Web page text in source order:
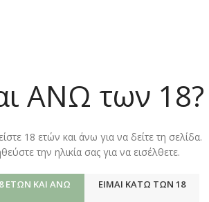
ΑΝΩ των 18?
18 ετών και άνω για να δείτε τη σελίδα.
την ηλικία σας για να εισέλθετε.
ΕΤΏΝ ΚΑΙ ΆΝΩ ΕΊΜΑΙ ΚΆΤΩ ΤΩΝ 18
ΦΙΛΤΡΆΡΙΣΜΑ